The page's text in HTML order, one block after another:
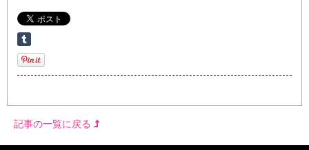
記事の一覧に戻る